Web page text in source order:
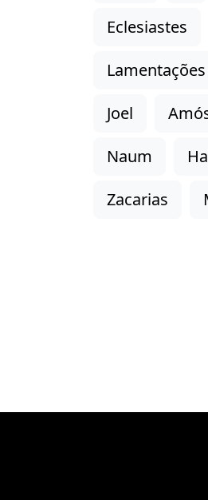
Eclesiastes
Lamentações
Joel
Naum
Zacarias